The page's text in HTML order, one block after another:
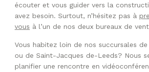
écouter et vous guider vers la
avez besoin. Surtout, n’hésitez pas à
vous à l’un de nos deux bureaux de
Vous habitez loin de nos succursales
ou de Saint-Jacques de-Leeds? Nous
planifier une rencontre en